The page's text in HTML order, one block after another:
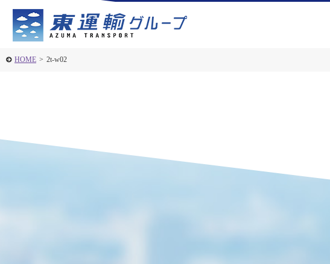
HOME > 2t-w02